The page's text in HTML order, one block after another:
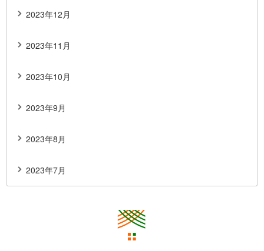
2023年12月
2023年11月
2023年10月
2023年9月
2023年8月
2023年7月